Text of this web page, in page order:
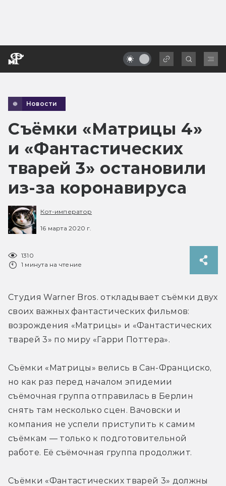
Новости
Съёмки «Матрицы 4»
и «Фантастических
тварей 3» остановили
из-за коронавируса
Кот-император
16 марта 2020 г.
1310
1 минута на чтение
Студия Warner Bros. откладывает съёмки двух
своих важных фантастических фильмов:
возрождения «Матрицы» и «Фантастических
тварей 3» по миру «Гарри Поттера».
Съёмки «Матрицы» велись в Сан-Франциско,
но как раз перед началом эпидемии
съёмочная группа отправилась в Берлин
снять там несколько сцен. Вачовски и
компания не успели приступить к самим
съёмкам — только к подготовительной
работе. Её съёмочная группа продолжит.
Съёмки «Фантастических тварей 3» должны